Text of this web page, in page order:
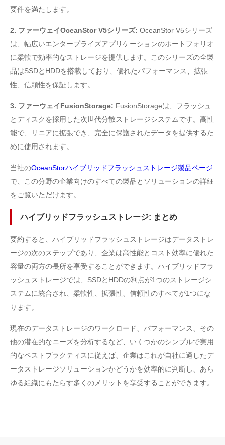
要件を満たします。
2. ファーウェイOceanStor V5シリーズ: OceanStor V5シリーズ
は、幅広いエンタープライズアプリケーションのポートフォリオ
に柔軟で効率的なストレージを提供します。このシリーズの全製
品はSSDとHDDを搭載しており、優れたパフォーマンス、拡張
性、信頼性を保証します。
3. ファーウェイFusionStorage: FusionStorageは、フラッシュ
とディスクを採用した次世代分散ストレージシステムです。高性
能で、リニアに拡張でき、完全に保護されたデータを提供するた
めに使用されます。
当社のOceanStorハイブリッドフラッシュストレージ製品ページ
で、この分野の企業向けのすべての製品とソリューションの詳細
をご覧いただけます。
ハイブリッドフラッシュストレージ: まとめ
要約すると、ハイブリッドフラッシュストレージはデータストレ
ージの次のステップであり、企業は高性能とコスト効率に優れた
容量の両方の長所を享受することができます。ハイブリッドフラ
ッシュストレージでは、SSDとHDDの利点が1つのストレージシ
ステムに統合され、柔軟性、拡張性、信頼性のすべてが1つにな
ります。
現在のデータストレージのワークロード、パフォーマンス、その
他の潜在的なニーズを分析するなど、いくつかのシンプルで実用
的なベストプラクティスに従えば、企業はこれが自社に適したデ
ータストレージソリューションかどうかを効率的に判断し、あら
ゆる組織にもたらす多くのメリットを享受することができます。